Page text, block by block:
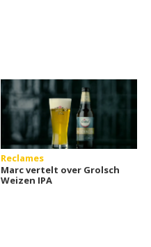
Reclames
Marc vertelt over Grolsch
Weizen IPA